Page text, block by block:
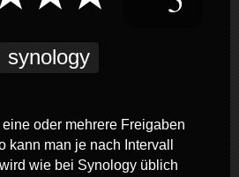
synology
oder mehrere Freigaben
man je nach Intervall
wie bei Synology üblich